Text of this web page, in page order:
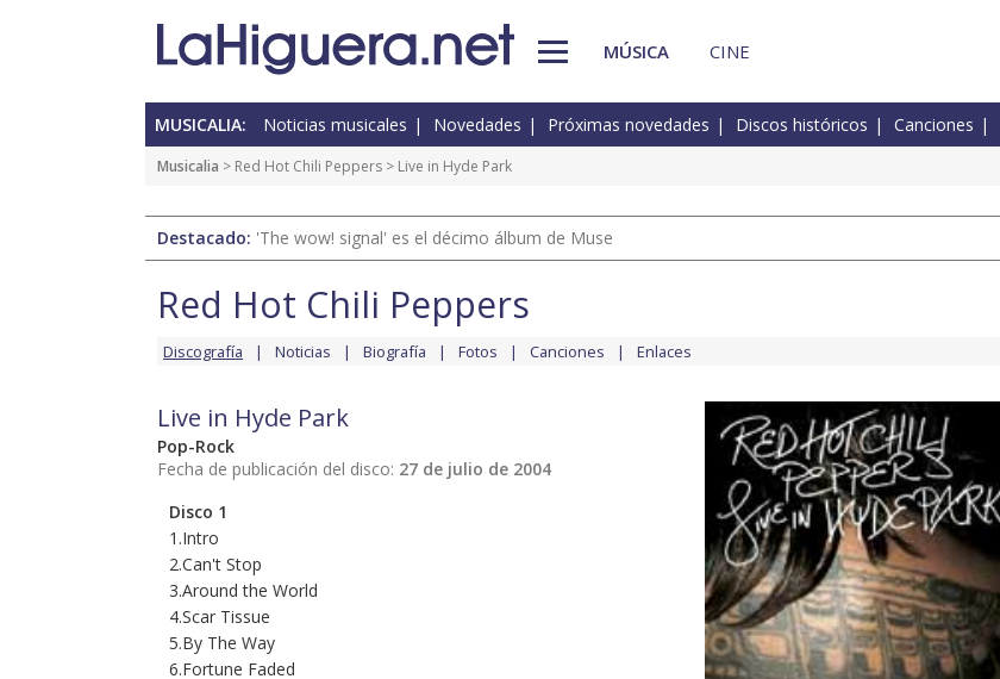
MÚSICA CINE
MUSICALIA: Noticias musicales Novedades Próximas novedades Discos históricos Canciones
Musicalia > Red Hot Chili Peppers > Live in Hyde Park
Destacado: 'The wow! signal' es el décimo álbum de Muse
Red Hot Chili Peppers
Discografía Noticias Biografía Fotos Canciones Enlaces
Live in Hyde Park
Pop-Rock
Fecha de publicación del disco: 27 de julio de 2004
Disco 1
1.Intro
2.Can't Stop
3.Around the World
4.Scar Tissue
5.By The Way
6.Fortune Faded